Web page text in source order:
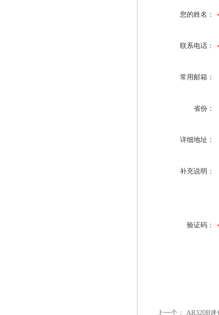
您的姓名：
联系电话：
常用邮箱：
省份：
详细地址：
补充说明：
验证码：
上一个： AR320B